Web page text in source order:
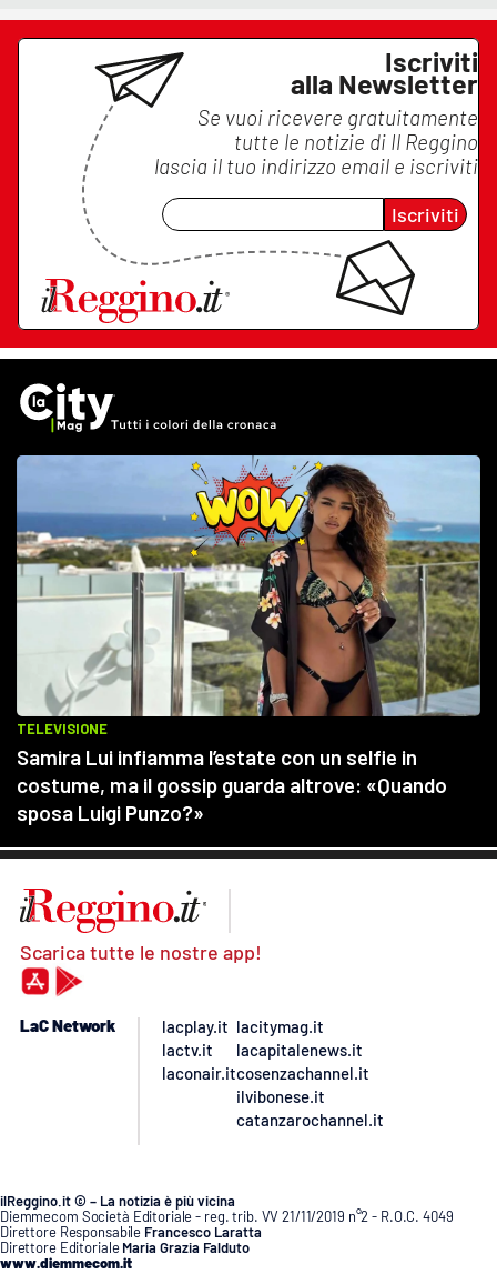
Iscriviti
alla Newsletter
Se vuoi ricevere gratuitamente
tutte le notizie di Il Reggino
lascia il tuo indirizzo email e iscriviti
Iscriviti
Scarica tutte le nostre app!
LaC Network
lacplay.it
lactv.it
laconair.it
lacitymag.it
lacapitalenews.it
cosenzachannel.it
ilvibonese.it
catanzarochannel.it
ilReggino.it © – La notizia è più vicina
Diemmecom Società Editoriale - reg. trib. VV 21/11/2019 n°2 - R.O.C. 4049
Direttore Responsabile Francesco Laratta
Direttore Editoriale Maria Grazia Falduto
www.diemmecom.it